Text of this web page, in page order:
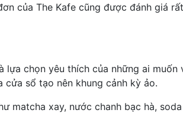
của The Kafe cũng được đánh giá
chọn yêu thích của những ai
cửa sổ tạo nên khung cảnh kỳ ảo.
matcha xay, nước chanh bạc hà,